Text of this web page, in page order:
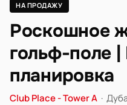
НА ПРОДАЖУ
Роскошное
гольф-поле
планировка
Club Place - Tower A ·